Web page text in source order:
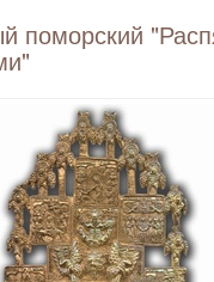
поморский